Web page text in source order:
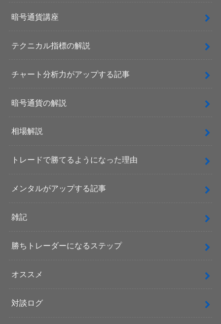
暗号通貨講座
テクニカル指標の解説
チャート分析力がアップする記事
暗号通貨の解説
相場解説
トレードで勝てるようになった理由
メンタルがアップする記事
雑記
勝ちトレーダーになるステップ
オススメ
対談ログ